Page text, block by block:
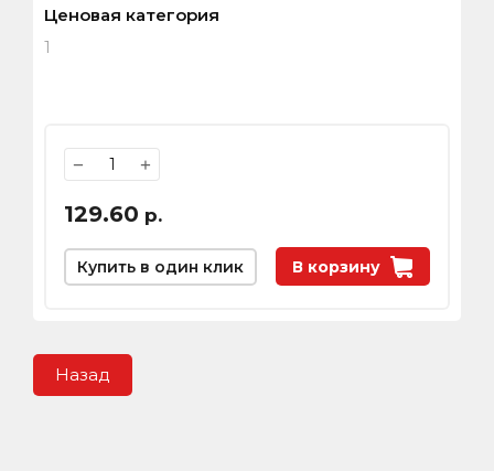
Ценовая категория
1
− +
129.60 р.
В корзину
Купить в один клик
Назад